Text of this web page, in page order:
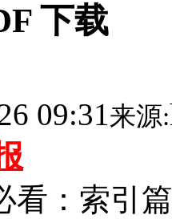
下载
09:31来源:
看：索引